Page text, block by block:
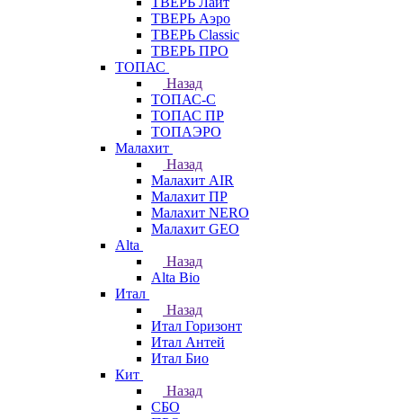
ТВЕРЬ Аэро
ТВЕРЬ Classic
ТВЕРЬ ПРО
ТОПАС
Назад
ТОПАС-С
ТОПАС ПР
ТОПАЭРО
Малахит
Назад
Малахит AIR
Малахит ПР
Малахит NERO
Малахит GEO
Alta
Назад
Alta Bio
Итал
Назад
Итал Горизонт
Итал Антей
Итал Био
Кит
Назад
СБО